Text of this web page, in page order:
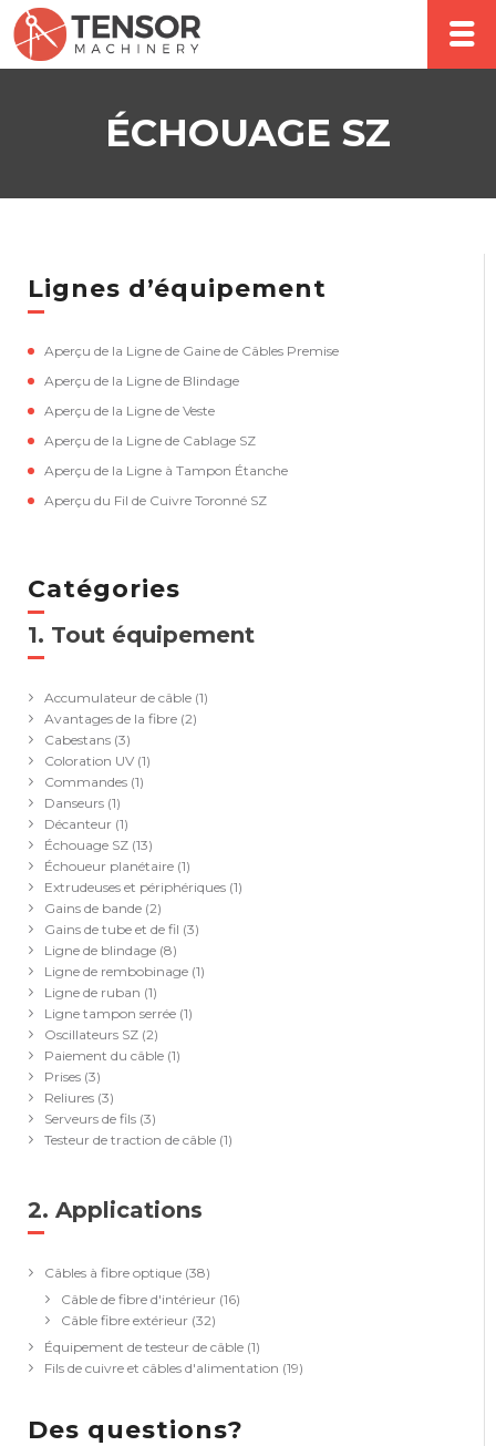
ÉCHOUAGE SZ
Lignes d’équipement
Aperçu de la Ligne de Gaine de Câbles Premise
Aperçu de la Ligne de Blindage
Aperçu de la Ligne de Veste
Aperçu de la Ligne de Cablage SZ
Aperçu de la Ligne à Tampon Étanche
Aperçu du Fil de Cuivre Toronné SZ
Catégories
1. Tout équipement
Accumulateur de câble (1)
Avantages de la fibre (2)
Cabestans (3)
Coloration UV (1)
Commandes (1)
Danseurs (1)
Décanteur (1)
Échouage SZ (13)
Échoueur planétaire (1)
Extrudeuses et périphériques (1)
Gains de bande (2)
Gains de tube et de fil (3)
Ligne de blindage (8)
Ligne de rembobinage (1)
Ligne de ruban (1)
Ligne tampon serrée (1)
Oscillateurs SZ (2)
Paiement du câble (1)
Prises (3)
Reliures (3)
Serveurs de fils (3)
Testeur de traction de câble (1)
2. Applications
Câbles à fibre optique (38)
Câble de fibre d'intérieur (16)
Câble fibre extérieur (32)
Équipement de testeur de câble (1)
Fils de cuivre et câbles d'alimentation (19)
Des questions?